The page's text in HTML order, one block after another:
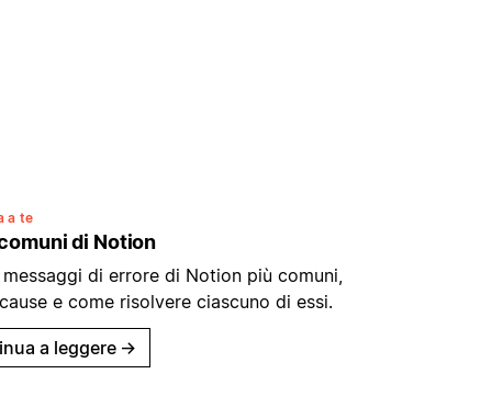
a te
di Notion
di errore di Notion più comuni,
e come risolvere ciascuno di essi.
a leggere →